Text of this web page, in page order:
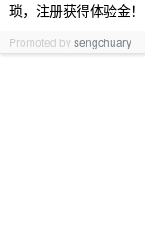
琐，注册获得体验金！
Promoted bysengchuary